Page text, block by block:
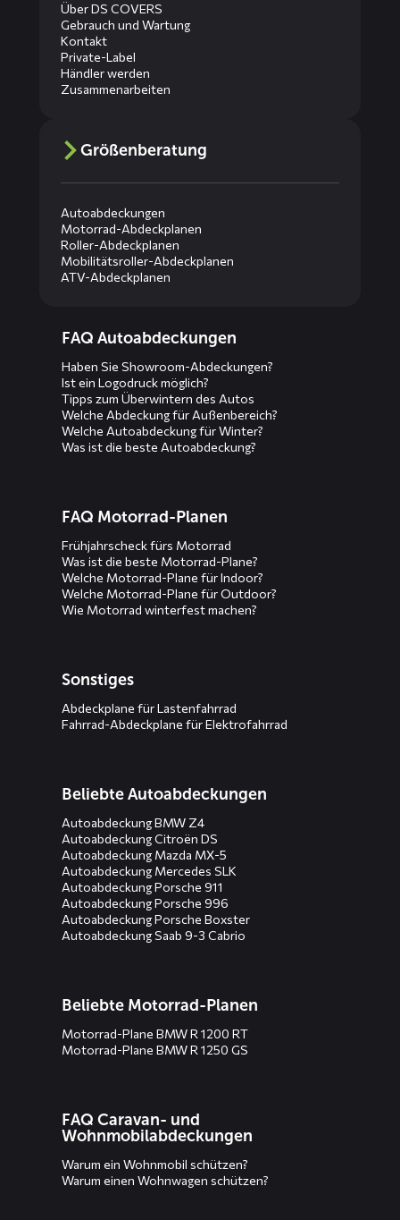
Über DS COVERS
Gebrauch und Wartung
Kontakt
Private-Label
Händler werden
Zusammenarbeiten
Größenberatung
Autoabdeckungen
Motorrad-Abdeckplanen
Roller-Abdeckplanen
Mobilitätsroller-Abdeckplanen
ATV-Abdeckplanen
menusFAQ Autoabdeckungen
Haben Sie Showroom-Abdeckungen?
Ist ein Logodruck möglich?
Tipps zum Überwintern des Autos
Welche Abdeckung für Außenbereich?
Welche Autoabdeckung für Winter?
Was ist die beste Autoabdeckung?
FAQ Motorrad-Planen
Frühjahrscheck fürs Motorrad
Was ist die beste Motorrad-Plane?
Welche Motorrad-Plane für Indoor?
Welche Motorrad-Plane für Outdoor?
Wie Motorrad winterfest machen?
Sonstiges
Abdeckplane für Lastenfahrrad
Fahrrad-Abdeckplane für Elektrofahrrad
Beliebte Autoabdeckungen
Autoabdeckung BMW Z4
Autoabdeckung Citroën DS
Autoabdeckung Mazda MX-5
Autoabdeckung Mercedes SLK
Autoabdeckung Porsche 911
Autoabdeckung Porsche 996
Autoabdeckung Porsche Boxster
Autoabdeckung Saab 9-3 Cabrio
Beliebte Motorrad-Planen
Motorrad-Plane BMW R 1200 RT
Motorrad-Plane BMW R 1250 GS
FAQ Caravan- und
Wohnmobilabdeckungen
Warum ein Wohnmobil schützen?
Warum einen Wohnwagen schützen?